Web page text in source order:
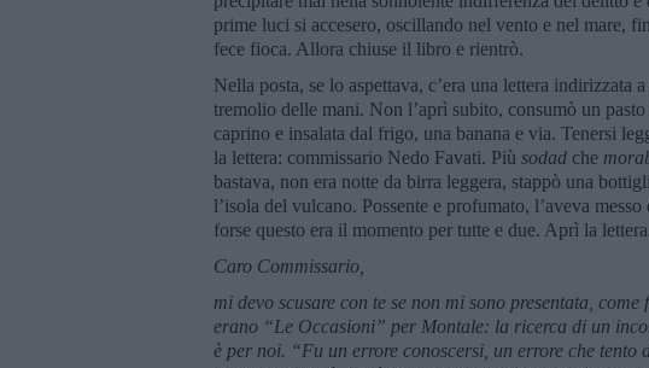
prime luci si accesero, oscillando nel vento e nel mare,
fece fioca. Allora chiuse il libro e rientrò.
Nella posta, se lo aspettava, c’era una lettera
tremolio delle mani. Non l’aprì subito, consumò un
caprino e insalata dal frigo, una banana e via. Tenersi
la lettera: commissario Nedo Favati. Più sodad che
bastava, non era notte da birra leggera, stappò una
l’isola del vulcano. Possente e profumato, l’aveva
forse questo era il momento per tutte e due. Aprì la
Caro Commissario,
mi devo scusare con te se non mi sono presentata, come
erano “Le Occasioni” per Montale: la ricerca di un
è per noi. “Fu un errore conoscersi, un errore che tento